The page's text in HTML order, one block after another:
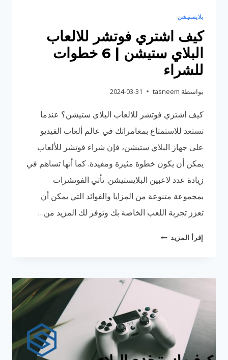
بلايستيشن
كيف اشتري فوتشر للالعاب
البلاي ستيشن | 6 خطوات
للشراء
بواسطة tasneem
2024-03-31
كيف اشتري فوتشر للالعاب البلاي ستيشن؟ عندما
تستعد للاستمتاع بمغامراتك في عالم ألعاب الفيديو
على جهاز البلاي ستيشن، فإن شراء فوتشر للألعاب
يمكن أن يكون خطوة مثيرة ومفيدة. كما أنها تساهم في
زيادة عدد لاعبين البلايستيشن. تأتي الفوتشرات
بمجموعة متنوعة من المزايا والفوائد التي يمكن أن
تعزز تجربة اللعب الخاصة بك وتوفر لك المزيد من…
إقرأ المزيد كيف
البلاي
خطوات
للشراء